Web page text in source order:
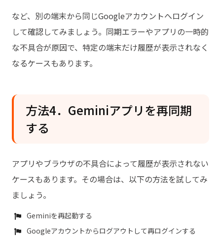
など、別の端末から同じGoogleアカウントへログイン
して確認してみましょう。同期エラーやアプリの一時的
な不具合が原因で、特定の端末だけ履歴が表示されなく
なるケースもあります。
方法4．Geminiアプリを再同期
する
アプリやブラウザの不具合によって履歴が表示されない
ケースもあります。その場合は、以下の方法を試してみ
ましょう。
Geminiを再起動する
Googleアカウントからログアウトして再ログインする